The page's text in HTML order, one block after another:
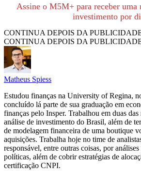
Assine o M5M+ para receber uma
investimento por
CONTINUA DEPOIS DA
CONTINUA DEPOIS DA
Matheus Spiess
Estudou finanças na University of Regina,
concluído lá parte de sua graduação em
finanças pelo Insper. Trabalhou em duas das
análise de investimento do Brasil, além de
de modelagem financeira de uma boutique
aquisições. Trabalha hoje no time de
responsável, entre outras coisas, por
políticas, além de cobrir estratégias de
certificação CNPI.